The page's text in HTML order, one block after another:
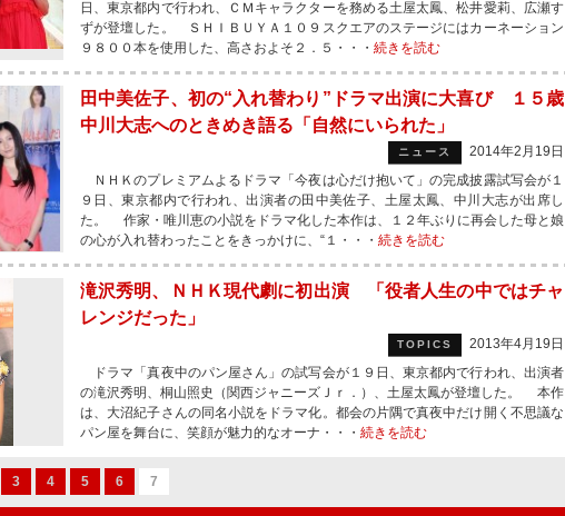
日、東京都内で行われ、ＣＭキャラクターを務める土屋太鳳、松井愛莉、広瀬す
ずが登壇した。 ＳＨＩＢＵＹＡ１０９スクエアのステージにはカーネーション
９８００本を使用した、高さおよそ２．５・・・ 続きを読む
田中美佐子、初の“入れ替わり”ドラマ出演に大喜び １５歳
中川大志へのときめき語る「自然にいられた」
ニュース
2014年2月19日
ＮＨＫのプレミアムよるドラマ「今夜は心だけ抱いて」の完成披露試写会が１
９日、東京都内で行われ、出演者の田中美佐子、土屋太鳳、中川大志が出席し
た。 作家・唯川恵の小説をドラマ化した本作は、１２年ぶりに再会した母と娘
の心が入れ替わったことをきっかけに、“１・・・ 続きを読む
滝沢秀明、ＮＨＫ現代劇に初出演 「役者人生の中ではチャ
レンジだった」
TOPICS
2013年4月19日
ドラマ「真夜中のパン屋さん」の試写会が１９日、東京都内で行われ、出演者
の滝沢秀明、桐山照史（関西ジャニーズＪｒ．）、土屋太鳳が登壇した。 本作
は、大沼紀子さんの同名小説をドラマ化。都会の片隅で真夜中だけ開く不思議な
パン屋を舞台に、笑顔が魅力的なオーナ・・・ 続きを読む
3 4 5 6 7